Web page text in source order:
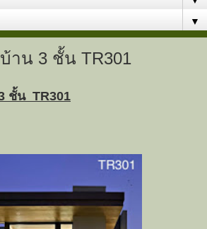
▼
าน 3 ชั้น TR301
ชั้น TR301